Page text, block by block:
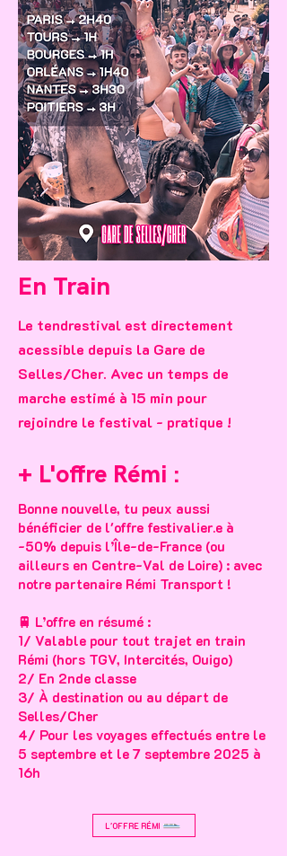
En Train
Le tendrestival est directement
acessible depuis la Gare de
Selles/Cher. Avec un temps de
marche estimé à 15 min pour
rejoindre le festival - pratique !
+ L'offre Rémi :
L'OFFRE RÉMI
Bonne nouvelle, tu peux aussi
bénéficier de l'offre festivalier.e à
-50% depuis l’Île-de-France (ou
ailleurs en Centre-Val de Loire) : avec
notre partenaire Rémi Transport !
🚆 L’offre en résumé :
1/ Valable pour tout trajet en train
Rémi (hors TGV, Intercités, Ouigo)
2/ En 2nde classe
3/ À destination ou au départ de
Selles/Cher
4/ Pour les voyages effectués entre le
5 septembre et le 7 septembre 2025 à
16h